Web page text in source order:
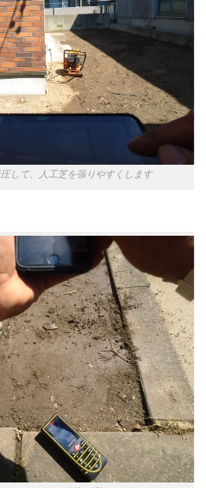
して、人工芝を張りやすくします